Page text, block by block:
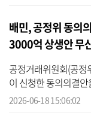
배민, 공정위 동의
3000억 상생안 무
공정거래위원회(공
이 신청한 동의의결
획이 무산됐다. 이에
2026-06-18 15:06:02